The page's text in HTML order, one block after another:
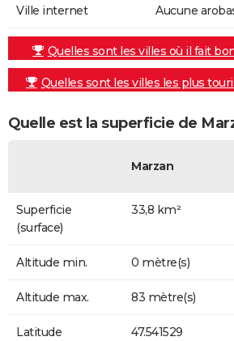
Ville internet Aucune
Quelles sont les villes où il fait
Quelles sont les villes les plus
Quelle est la superficie de
Marzan
Superficie
(surface)
33,8 km²
Altitude min. 0 mètre(s)
Altitude max. 83 mètre(s)
Latitude 47.541529